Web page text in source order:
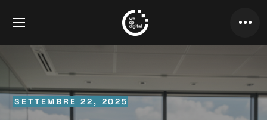
SETTEMBRE 22, 2025